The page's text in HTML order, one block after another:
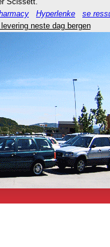
Hyperlenke se
neste dag bergen